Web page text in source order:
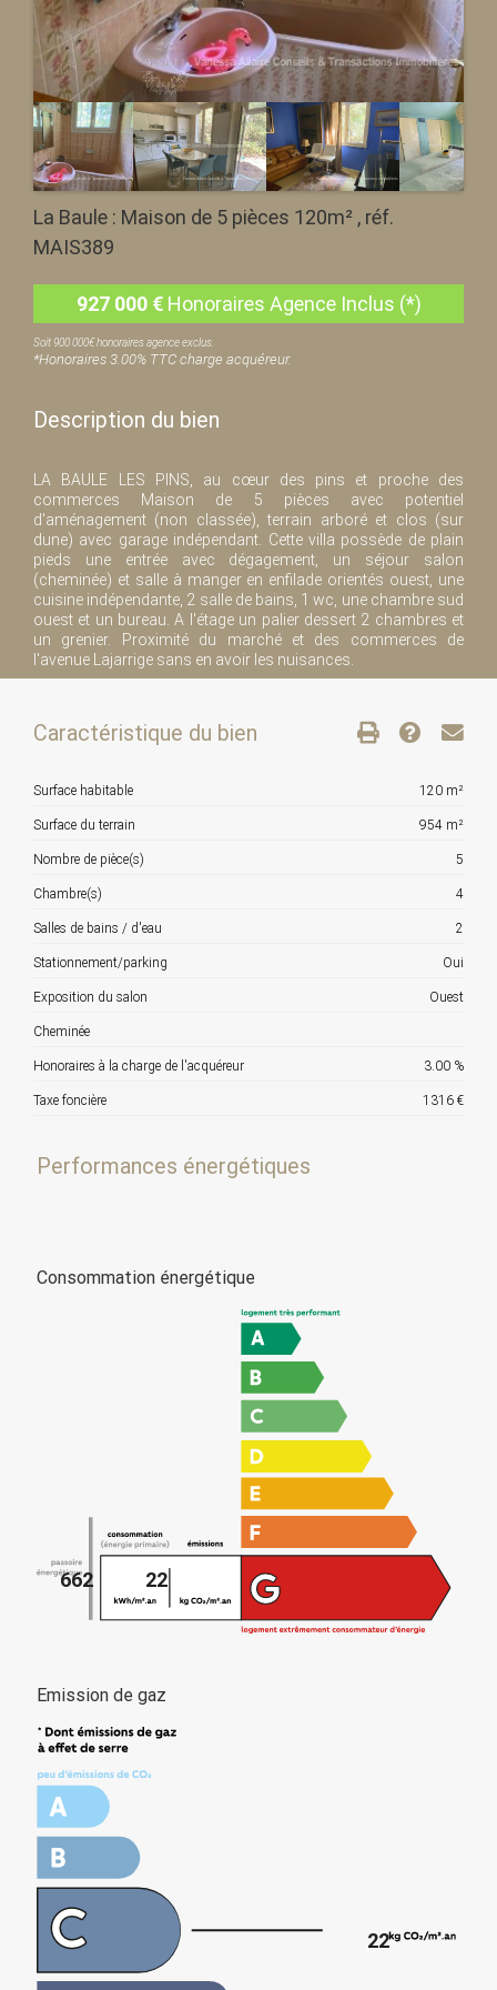
La Baule : Maison de 5 pièces 120m² , réf.
MAIS389
927 000€ Honoraires Agence Inclus (*)
Soit 900 000€ honoraires agence exclus.
*Honoraires 3.00% TTC charge acquéreur.
Description du bien
LA BAULE LES PINS, au cœur des pins et proche des
commerces Maison de 5 pièces avec potentiel
d'aménagement (non classée), terrain arboré et clos (sur
dune) avec garage indépendant. Cette villa possède de plain
pieds une entrée avec dégagement, un séjour salon
(cheminée) et salle à manger en enfilade orientés ouest, une
cuisine indépendante, 2 salle de bains, 1 wc, une chambre sud
ouest et un bureau. A l'étage un palier dessert 2 chambres et
un grenier. Proximité du marché et des commerces de
l'avenue Lajarrige sans en avoir les nuisances.
Caractéristique du bien
Surface habitable 120 m²
Surface du terrain 954 m²
Nombre de pièce(s) 5
Chambre(s) 4
Salles de bains / d'eau 2
Stationnement/parking Oui
Exposition du salon Ouest
Cheminée
Honoraires à la charge de l'acquéreur 3.00 %
Taxe foncière 1316 €
Performances énergétiques
Consommation énergétique
662 22
Emission de gaz
22